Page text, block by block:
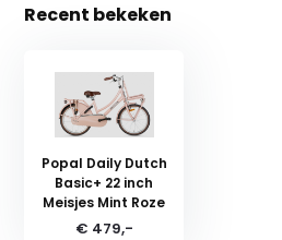
Recent bekeken
Popal Daily Dutch
Basic+ 22 inch
Meisjes Mint Roze
€ 479,-